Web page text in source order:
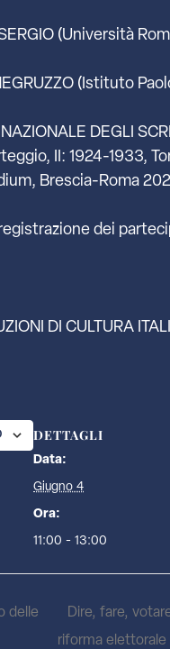
(Università
(Istituto
DEGLI
II: 1924-1933,
Brescia-Roma
dei
DI CULTURA
DETTAGLI
Data:
Giugno 4
Ora:
11:00 - 13:00
delle
Dire, fare,
riforma elettorale